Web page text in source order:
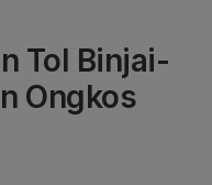
Tol Binjai-
Ongkos